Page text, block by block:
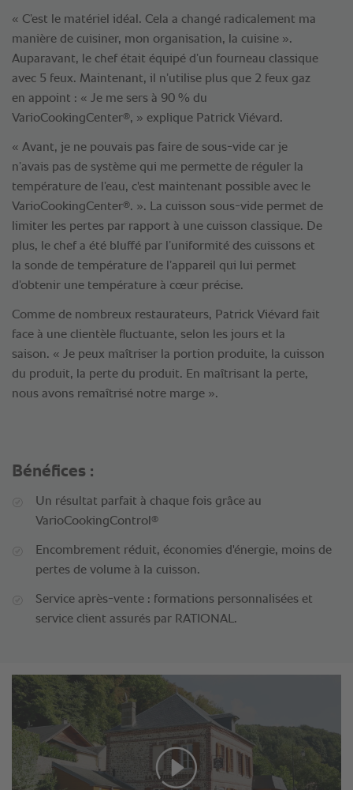
« C’est le matériel idéal. Cela a changé radicalement ma
manière de cuisiner, mon organisation, la cuisine ».
Auparavant, le chef était équipé d’un fourneau classique
avec 5 feux. Maintenant, il n’utilise plus que 2 feux gaz
en appoint : « Je me sers à 90 % du
VarioCookingCenter®, » explique Patrick Viévard.
« Avant, je ne pouvais pas faire de sous-vide car je
n’avais pas de système qui me permette de réguler la
température de l’eau, c'est maintenant possible avec le
VarioCookingCenter®. ». La cuisson sous-vide permet de
limiter les pertes par rapport à une cuisson classique. De
plus, le chef a été bluffé par l’uniformité des cuissons et
la sonde de température de l’appareil qui lui permet
d’obtenir une température à cœur précise.
Comme de nombreux restaurateurs, Patrick Viévard fait
face à une clientèle fluctuante, selon les jours et la
saison. « Je peux maîtriser la portion produite, la cuisson
du produit, la perte du produit. En maîtrisant la perte,
nous avons remaîtrisé notre marge ».
Bénéfices :
Un résultat parfait à chaque fois grâce au
VarioCookingControl ®
Encombrement réduit, économies d'énergie, moins de
pertes de volume à la cuisson.
Service après-vente : formations personnalisées et
service client assurés par RATIONAL.